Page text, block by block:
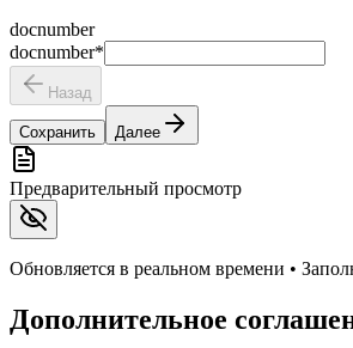
docnumber
docnumber*
Назад
Сохранить Далее
Предварительный просмотр
Обновляется в реальном времени •
Дополнительное